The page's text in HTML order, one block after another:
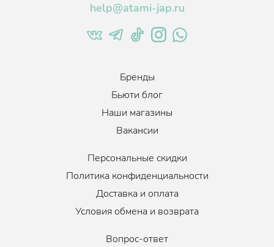
help@atami-jap.ru
Бренды
Бьюти блог
Наши магазины
Вакансии
Персональные скидки
Политика конфиденциальности
Доставка и оплата
Условия обмена и возврата
Вопрос-ответ